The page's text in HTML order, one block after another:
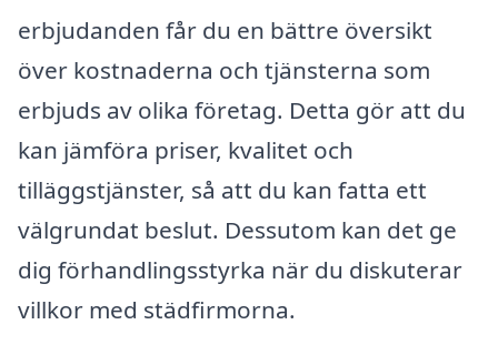
erbjudanden får du en bättre översikt
över kostnaderna och tjänsterna som
erbjuds av olika företag. Detta gör att du
kan jämföra priser, kvalitet och
tilläggstjänster, så att du kan fatta ett
välgrundat beslut. Dessutom kan det ge
dig förhandlingsstyrka när du diskuterar
villkor med städfirmorna.